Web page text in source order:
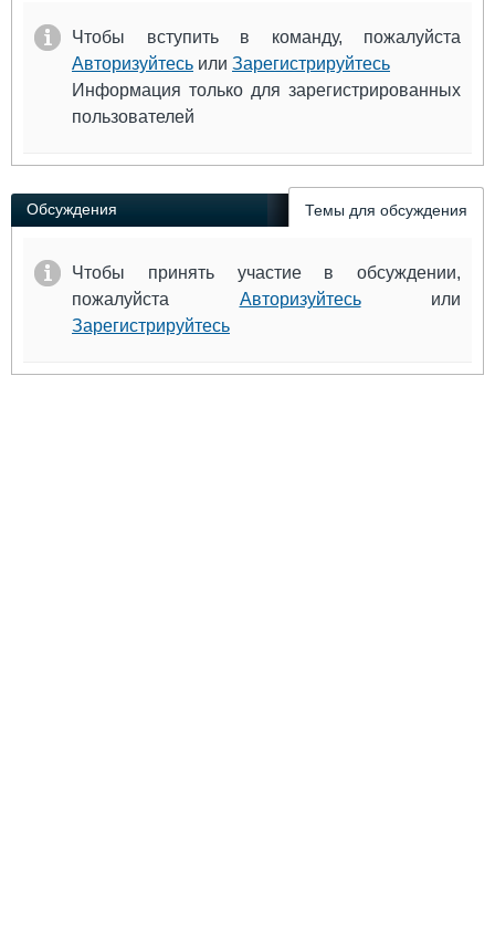
Чтобы вступить в команду, пожалуйста
Авторизуйтесь или Зарегистрируйтесь
Информация только для зарегистрированных
пользователей
Обсуждения Темы для обсуждения
Чтобы принять участие в обсуждении,
пожалуйста Авторизуйтесьили
Зарегистрируйтесь